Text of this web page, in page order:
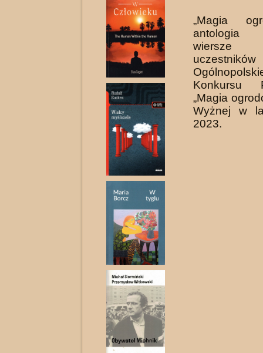
„Magia
antologia
wiersze
uczestników
Konkursu
„Magia
Wyżnej w
2023.